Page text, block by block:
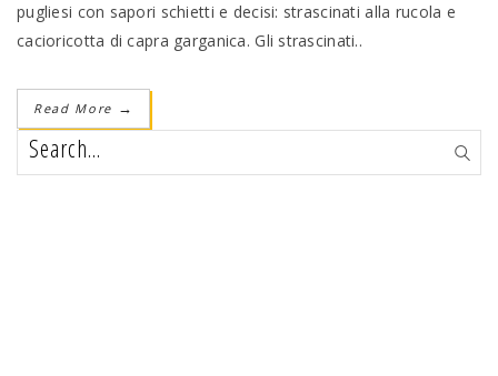
pugliesi con sapori schietti e decisi: strascinati alla rucola e
cacioricotta di capra garganica. Gli strascinati..
Read More →